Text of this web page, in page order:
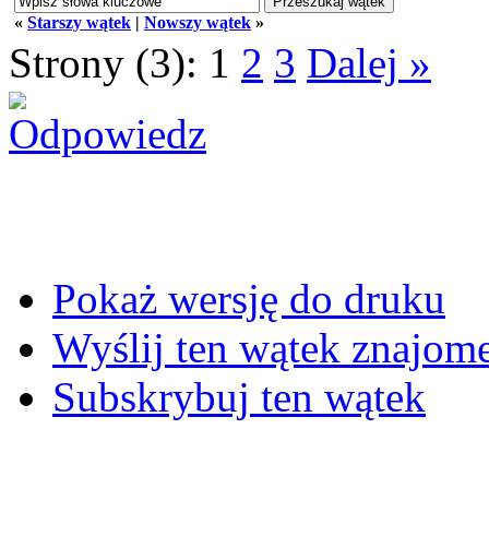
« Starszy wątek | Nowszy wątek »
Strony (3): 1 2 3 Dalej »
Pokaż wersję do druku
Wyślij ten wątek
Subskrybuj ten wątek